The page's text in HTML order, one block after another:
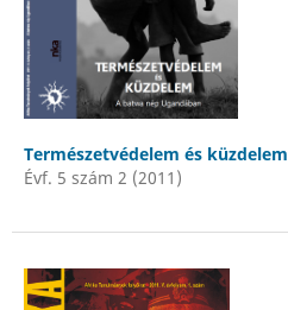
Természetvédelem és küzdelem
Évf. 5 szám 2 (2011)